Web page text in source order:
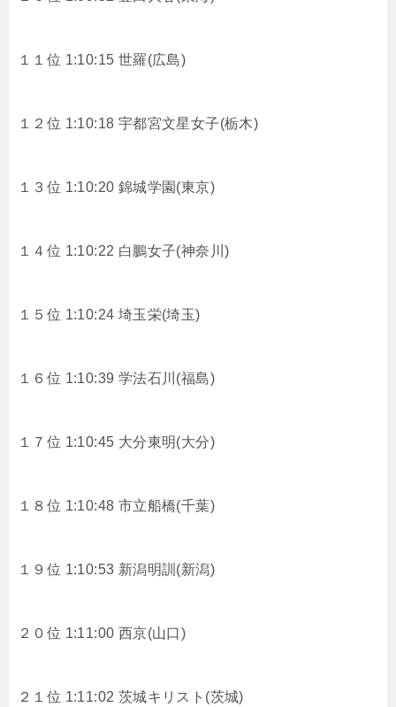
１１位 1:10:15 世羅(広島)
１２位 1:10:18 宇都宮文星女子(栃木)
１３位 1:10:20 錦城学園(東京)
１４位 1:10:22 白鵬女子(神奈川)
１５位 1:10:24 埼玉栄(埼玉)
１６位 1:10:39 学法石川(福島)
１７位 1:10:45 大分東明(大分)
１８位 1:10:48 市立船橋(千葉)
１９位 1:10:53 新潟明訓(新潟)
２０位 1:11:00 西京(山口)
２１位 1:11:02 茨城キリスト(茨城)